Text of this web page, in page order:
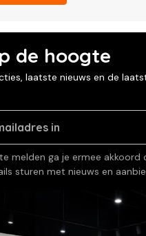
de hoogte
laatste nieuws en de
melden ga je ermee akkoord
sturen met nieuws en